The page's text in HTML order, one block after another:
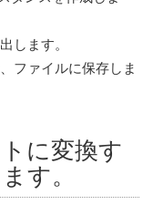
します。
ファイルに保存しま
に変換す
す。